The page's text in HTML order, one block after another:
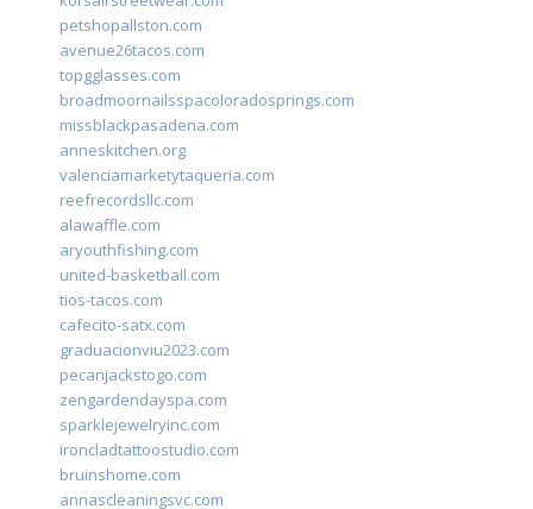
petshopallston.com
avenue26tacos.com
topgglasses.com
broadmoornailsspacoloradosprings.com
missblackpasadena.com
anneskitchen.org
valenciamarketytaqueria.com
reefrecordsllc.com
alawaffle.com
aryouthfishing.com
united-basketball.com
tios-tacos.com
cafecito-satx.com
graduacionviu2023.com
pecanjackstogo.com
zengardendayspa.com
sparklejewelryinc.com
ironcladtattoostudio.com
bruinshome.com
annascleaningsvc.com